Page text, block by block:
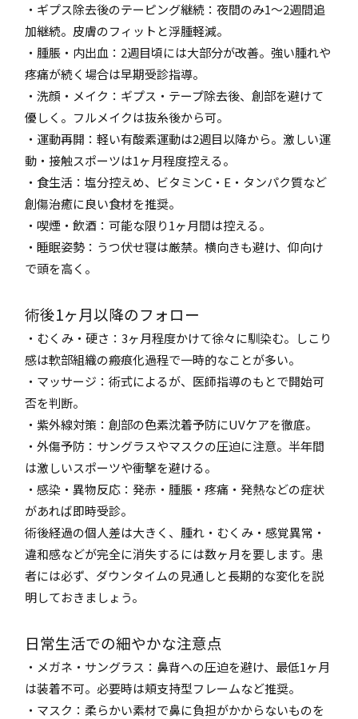
・ギプス除去後のテーピング継続：夜間のみ1〜2週間追
加継続。皮膚のフィットと浮腫軽減。
・腫脹・内出血：2週目頃には大部分が改善。強い腫れや
疼痛が続く場合は早期受診指導。
・洗顔・メイク：ギプス・テープ除去後、創部を避けて
優しく。フルメイクは抜糸後から可。
・運動再開：軽い有酸素運動は2週目以降から。激しい運
動・接触スポーツは1ヶ月程度控える。
・食生活：塩分控えめ、ビタミンC・E・タンパク質など
創傷治癒に良い食材を推奨。
・喫煙・飲酒：可能な限り1ヶ月間は控える。
・睡眠姿勢：うつ伏せ寝は厳禁。横向きも避け、仰向け
で頭を高く。
術後1ヶ月以降のフォロー
・むくみ・硬さ：3ヶ月程度かけて徐々に馴染む。しこり
感は軟部組織の瘢痕化過程で一時的なことが多い。
・マッサージ：術式によるが、医師指導のもとで開始可
否を判断。
・紫外線対策：創部の色素沈着予防にUVケアを徹底。
・外傷予防：サングラスやマスクの圧迫に注意。半年間
は激しいスポーツや衝撃を避ける。
・感染・異物反応：発赤・腫脹・疼痛・発熱などの症状
があれば即時受診。
術後経過の個人差は大きく、腫れ・むくみ・感覚異常・
違和感などが完全に消失するには数ヶ月を要します。患
者には必ず、ダウンタイムの見通しと長期的な変化を説
明しておきましょう。
日常生活での細やかな注意点
・メガネ・サングラス：鼻背への圧迫を避け、最低1ヶ月
は装着不可。必要時は頬支持型フレームなど推奨。
・マスク：柔らかい素材で鼻に負担がかからないものを